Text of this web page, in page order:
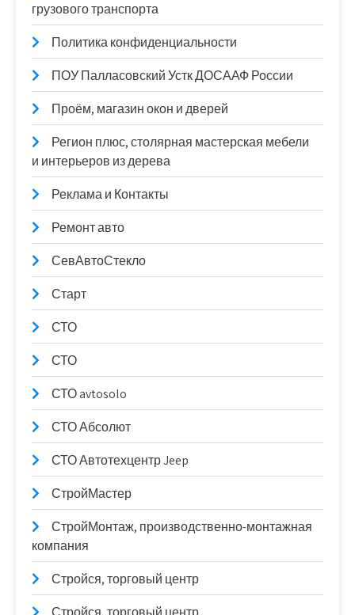
грузового транспорта
Политика конфиденциальности
ПОУ Палласовский Устк ДОСААФ России
Проём, магазин окон и дверей
Регион плюс, столярная мастерская мебели
и интерьеров из дерева
Реклама и Контакты
Ремонт авто
СевАвтоСтекло
Старт
СТО
СТО
СТО avtosolo
СТО Абсолют
СТО Автотехцентр Jeep
СтройМастер
СтройМонтаж, производственно-монтажная
компания
Стройся, торговый центр